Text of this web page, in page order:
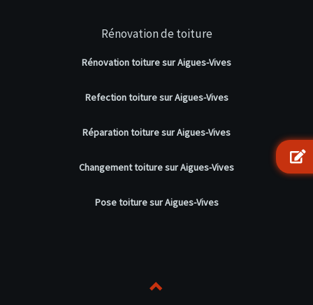
Rénovation de toiture
Rénovation toiture sur Aigues-Vives
Refection toiture sur Aigues-Vives
Réparation toiture sur Aigues-Vives
Changement toiture sur Aigues-Vives
Pose toiture sur Aigues-Vives